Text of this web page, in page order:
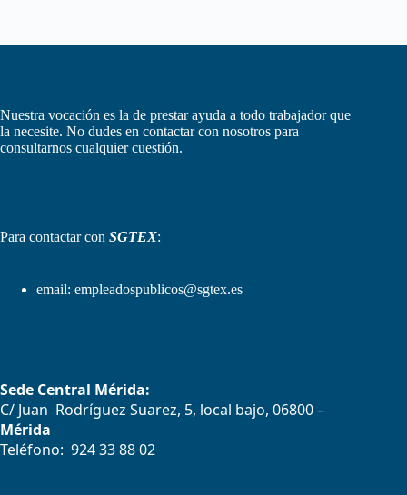
Nuestra vocación es la de prestar ayuda a todo trabajador que
la necesite. No dudes en contactar con nosotros para
consultarnos cualquier cuestión.
Para contactar con SGTEX:
email: empleadospublicos@sgtex.es
Sede Central Mérida:
C/ Juan Rodríguez Suarez, 5, local bajo, 06800 –
Mérida
Teléfono: 924 33 88 02